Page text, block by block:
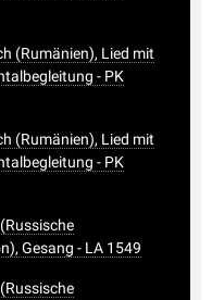
(Rumänien), Lied mit
- PK
(Rumänien), Lied mit
- PK
Gesang - LA 1549